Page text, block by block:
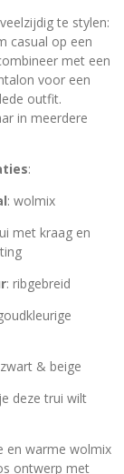
te stylen:
casual op een
met een
voor een
outfit.
in meerdere
:
: wolmix
met kraag en
: ribgebreid
& beige
deze trui wilt
en warme wolmix
ontwerp met